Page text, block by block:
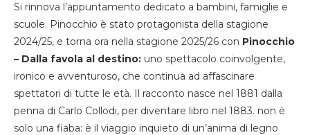
Si rinnova l’appuntamento dedicato a bambini, famiglie e
scuole. Pinocchio è stato protagonista della stagione
2024/25, e torna ora nella stagione 2025/26 con Pinocchio
– Dalla favola al destino: uno spettacolo coinvolgente,
ironico e avventuroso, che continua ad affascinare
spettatori di tutte le età. Il racconto nasce nel 1881 dalla
penna di Carlo Collodi, per diventare libro nel 1883. non è
solo una fiaba: è il viaggio inquieto di un’anima di legno